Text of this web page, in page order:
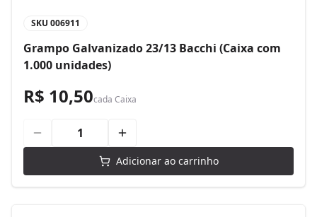
SKU 006911
Grampo Galvanizado 23/13 Bacchi (Caixa com
1.000 unidades)
R$ 10,50cada Caixa
Adicionar ao carrinho